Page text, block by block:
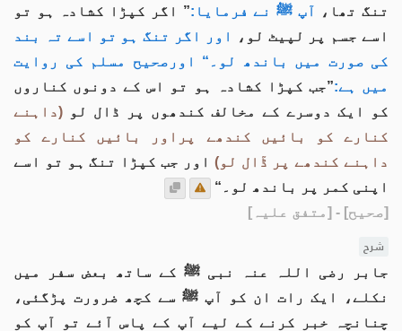
تنگ تھا،
آپ ﷺ نے فرمایا:” اگر کپڑا کشادہ ہو تو
اسے جسم پر لپیٹ لو،
اور اگر تنگ ہو تو اسے تہ بند
کی صورت میں باندھ لو۔“ اورصحيح مسلم کی روايت
ميں ہے:”جب کپڑا کشادہ ہو تو اس کے دونوں کناروں
کو ایک دوسرے کے مخالف کندھوں پر ڈال لو (داہنے
کنارے کو بائيں کندھے پراور بائيں کنارے کو
داہنے کندھے پر ڈٓال لو) اور جب کپڑا تنگ ہو تو اسے
اپنی کمر پر باندھ لو۔“
[صحیح] - [متفق علیہ]
شرح
جابر رضی اللہ عنہ نبی ﷺ کے ساتھ بعض سفر میں
نکلے، ایک رات ان کو آپ ﷺ سے کچھ ضرورت پڑگئی،
چنانچہ خبر کرنے کے ليے آپ کے پاس آئے تو آپ کو